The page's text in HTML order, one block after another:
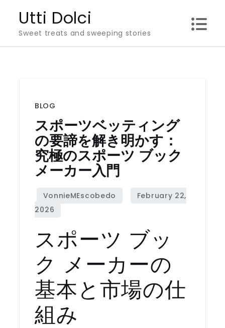
content
Utti Dolci
Sweet treats and sweeping stories
BLOG
スポーツベッティング
の要諦を解き明かす：
究極のスポーツ ブック
メーカー入門
スポーツ ブッ
ク メーカーの
基本と市場の仕
組み